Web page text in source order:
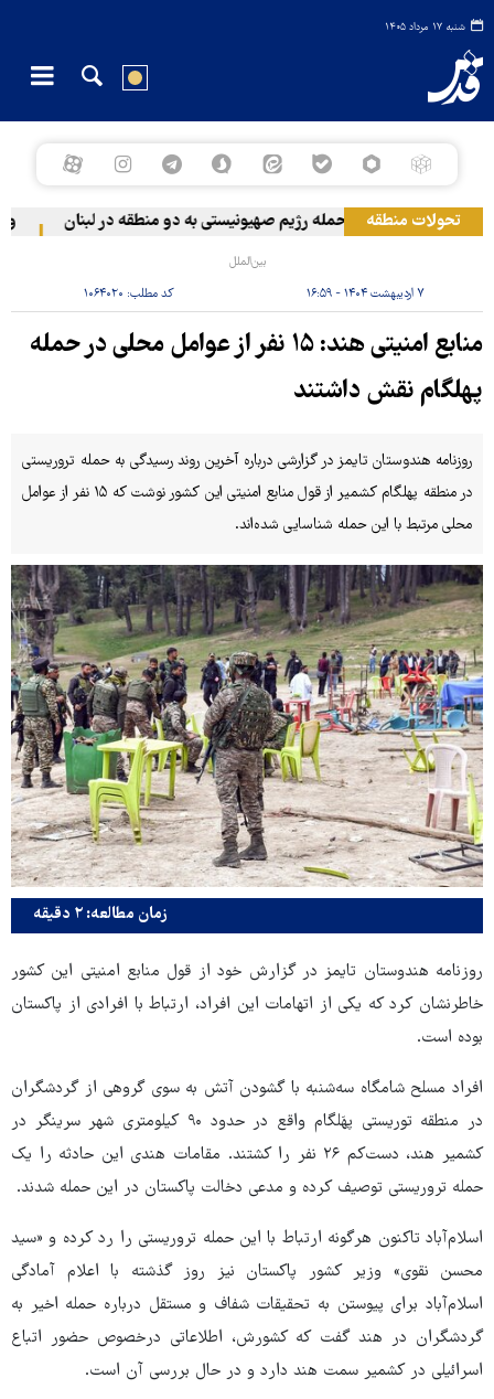
شنبه ۱۷ مرداد ۱۴۰۵
تحولات منطقهحمله رژیم صهیونیستی به دو منطقه در لبنان
بین‌الملل
۷ اردیبهشت ۱۴۰۴ - ۱۶:۵۹ کد مطلب: ۱۰۶۴۰۲۰
منابع امنیتی هند: ۱۵ نفر از عوامل محلی در حمله
پهلگام نقش داشتند
روزنامه هندوستان تایمز در گزارشی درباره آخرین روند رسیدگی به حمله تروریستی
در منطقه پهلگام کشمیر از قول منابع امنیتی این کشور نوشت که ۱۵ نفر از عوامل
محلی مرتبط با این حمله شناسایی شده‌اند.
زمان مطالعه: ۲ دقیقه
روزنامه هندوستان تایمز در گزارش خود از قول منابع امنیتی این کشور
خاطرنشان کرد که یکی از اتهامات این افراد، ارتباط با افرادی از پاکستان
بوده است.
افراد مسلح شامگاه سه‌شنبه با گشودن آتش به سوی گروهی از گردشگران
در منطقه توریستی پهَلگام واقع در حدود ۹۰ کیلومتری شهر سرینگر در
کشمیر هند، دست‌کم ۲۶ نفر را کشتند. مقامات هندی این حادثه را یک
حمله تروریستی توصیف کرده و مدعی دخالت پاکستان در این حمله شدند.
اسلام‌آباد تاکنون هرگونه ارتباط با این حمله تروریستی را رد کرده و «سید
محسن نقوی» وزیر کشور پاکستان نیز روز گذشته با اعلام آمادگی
اسلام‌آباد برای پیوستن به تحقیقات شفاف و مستقل درباره حمله اخیر به
گردشگران در هند گفت که کشورش، اطلاعاتی درخصوص حضور اتباع
اسرائیلی در کشمیر سمت هند دارد و در حال بررسی آن است.